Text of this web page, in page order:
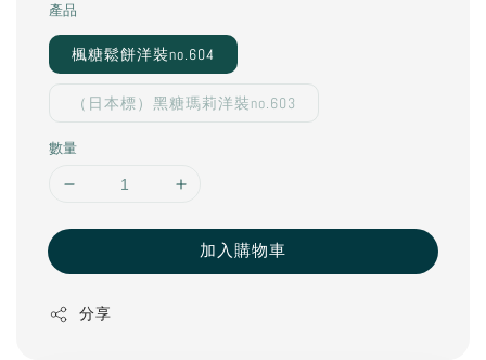
產品
楓糖鬆餅洋裝no.604
（日本標）黑糖瑪莉洋裝no.603
數量
加入購物車
分享